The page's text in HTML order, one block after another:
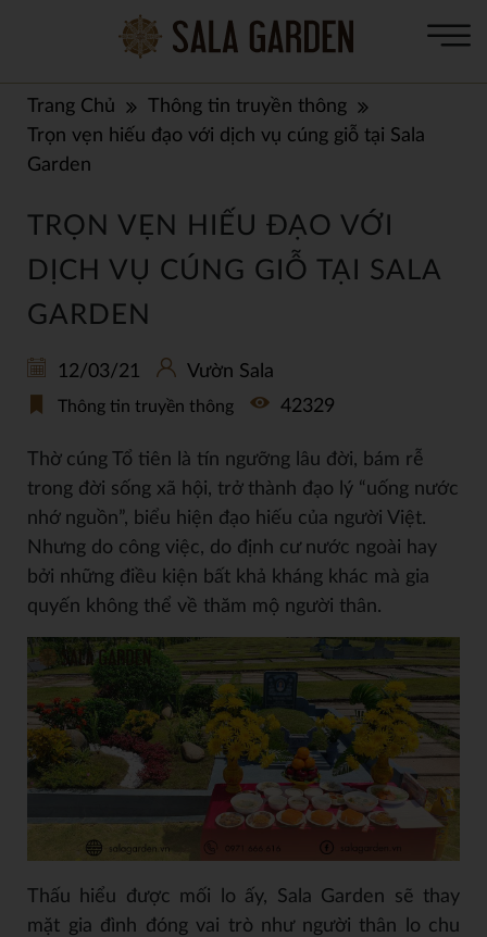
Trang Chủ
Thông tin truyền thông
Trọn vẹn hiếu đạo với dịch vụ cúng giỗ tại Sala
Garden
TRỌN VẸN HIẾU ĐẠO VỚI
DỊCH VỤ CÚNG GIỖ TẠI SALA
GARDEN
12/03/21 Vườn Sala
Thông tin truyền thông 42329
Thờ cúng Tổ tiên là tín ngưỡng lâu đời, bám rễ
trong đời sống xã hội, trở thành đạo lý “uống nước
nhớ nguồn”, biểu hiện đạo hiếu của người Việt.
Nhưng do công việc, do định cư nước ngoài hay
bởi những điều kiện bất khả kháng khác mà gia
quyến không thể về thăm mộ người thân.
Thấu hiểu được mối lo ấy, Sala Garden sẽ thay
mặt gia đình đóng vai trò như người thân lo chu